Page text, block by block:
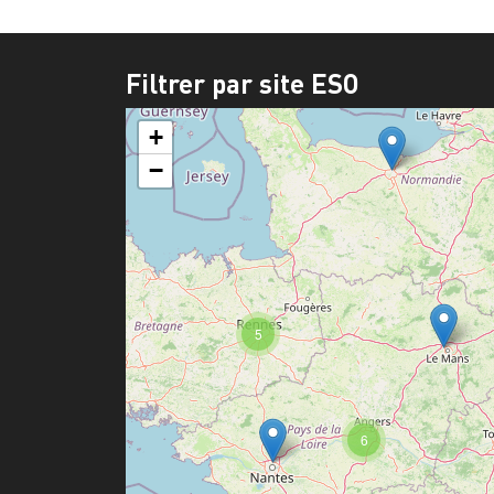
Filtrer par site ESO
6
5
+
−